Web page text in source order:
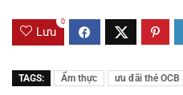
Lưu
0
TAGS: Ẩm thực ưu đãi thẻ OCB